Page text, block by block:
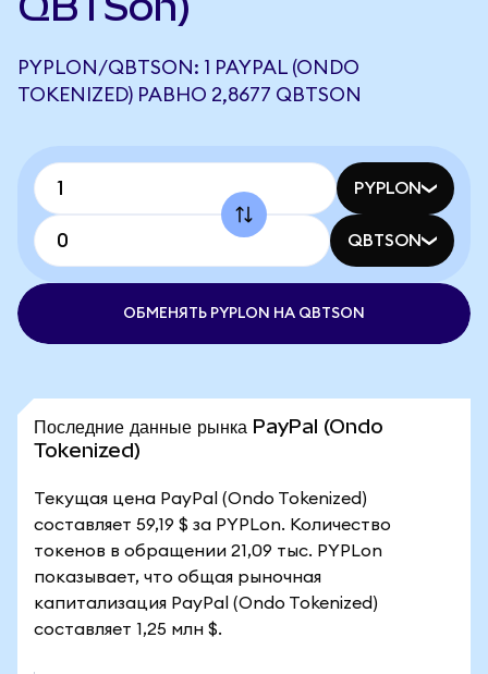
PYPLON/QBTSON: 1 PAYPAL (ONDO
TOKENIZED) РАВНО 2,8677 QBTSON
PYPLON
QBTSON
ОБМЕНЯТЬ PYPLON НА QBTSON
Последние данные рынка PayPal (Ondo
Tokenized)
Текущая цена PayPal (Ondo Tokenized)
составляет 59,19 $ за PYPLon. Количество
токенов в обращении 21,09 тыс. PYPLon
показывает, что общая рыночная
капитализация PayPal (Ondo Tokenized)
составляет 1,25 млн $.